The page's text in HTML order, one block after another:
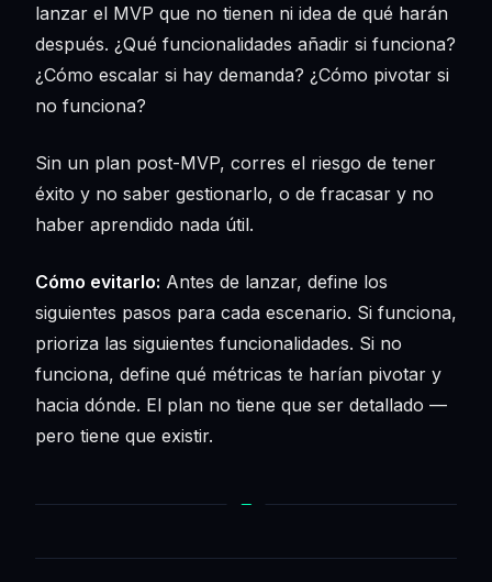
lanzar el MVP que no tienen ni idea de qué harán
después. ¿Qué funcionalidades añadir si funciona?
¿Cómo escalar si hay demanda? ¿Cómo pivotar si
no funciona?
Sin un plan post-MVP, corres el riesgo de tener
éxito y no saber gestionarlo, o de fracasar y no
haber aprendido nada útil.
Cómo evitarlo: Antes de lanzar, define los
siguientes pasos para cada escenario. Si funciona,
prioriza las siguientes funcionalidades. Si no
funciona, define qué métricas te harían pivotar y
hacia dónde. El plan no tiene que ser detallado —
pero tiene que existir.